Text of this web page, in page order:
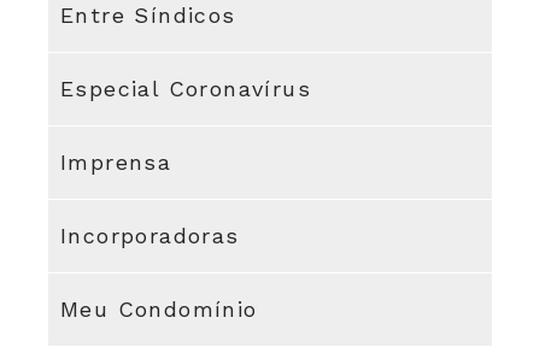
Entre Síndicos
Especial Coronavírus
Imprensa
Incorporadoras
Meu Condomínio